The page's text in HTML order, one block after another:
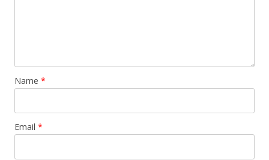
Name *
Email *